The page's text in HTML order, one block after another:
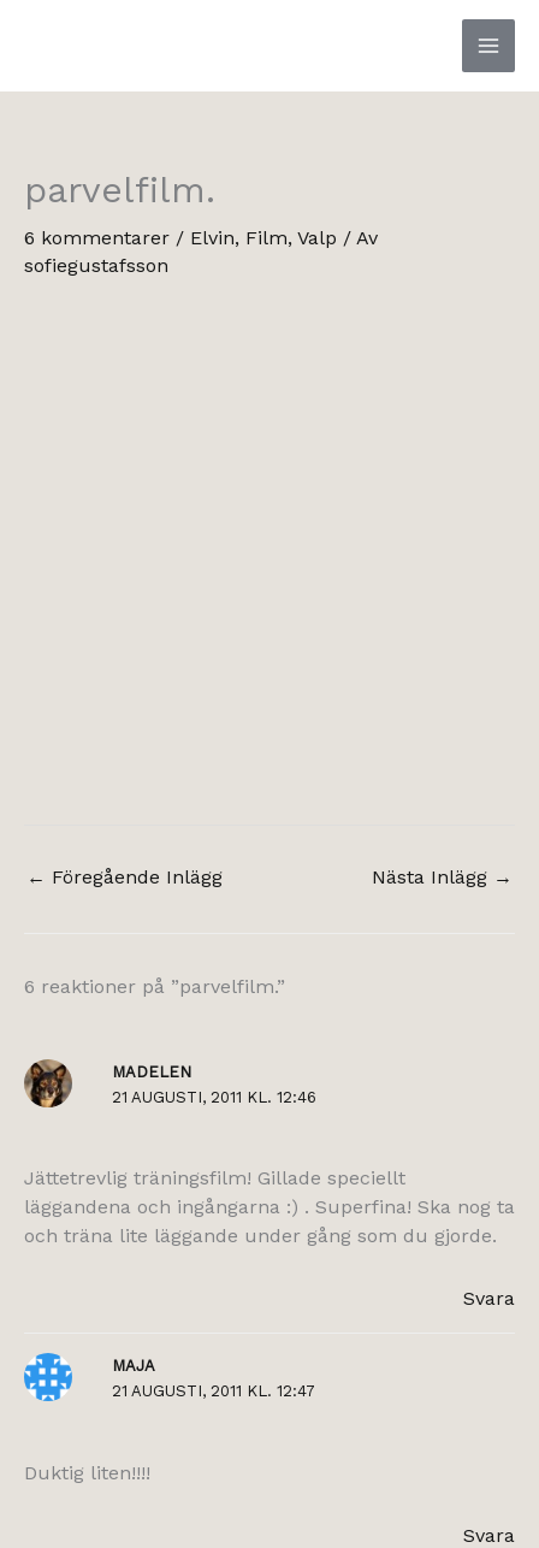
parvelfilm.
6 kommentarer / Elvin, Film, Valp / Av
sofiegustafsson
← Föregående Inlägg Nästa Inlägg →
6 reaktioner på ”parvelfilm.”
MADELEN
21 AUGUSTI, 2011 KL. 12:46
Jättetrevlig träningsfilm! Gillade speciellt
läggandena och ingångarna :) . Superfina! Ska nog ta
och träna lite läggande under gång som du gjorde.
Svara
MAJA
21 AUGUSTI, 2011 KL. 12:47
Duktig liten!!!!
Svara